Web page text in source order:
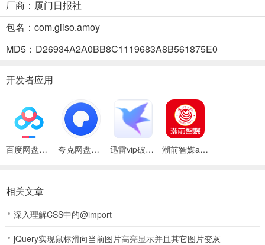
软件特色
1、精品内容、重大事件，第一时间获取实时资讯
2、针对新闻事件发表个人观点或吐槽，回复评论与其他用户互动
3、每天更新海量资讯内容，最快最全的头条要闻
都有惊喜
5、实时热点新闻，热门话题排行，快速了解当日最热事件
潮前智媒App简介
厂商：厦门日报社
包名：com.giiso.amoy
MD5：D26934A2A0BB8C1119683A8B561875E0
开发者应用
百度网盘绿色免安装Pc电脑版 夸克网盘官方正式版 迅雷vip破解版永久会员2024版 潮前智媒app
相关文章
深入理解CSS中的@import
jQuery实现鼠标滑向当前图片高亮显示并且其它图片变灰